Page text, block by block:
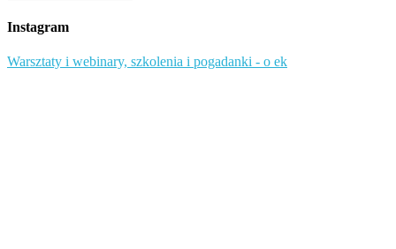
wpisy
Instagram
Warsztaty i webinary, szkolenia i pogadanki - o ek